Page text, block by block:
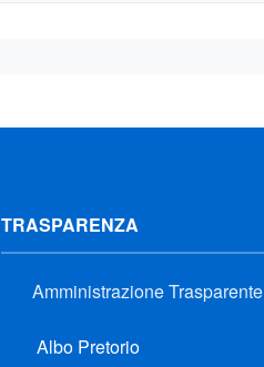
TRASPARENZA
Amministrazione Trasparente
Albo Pretorio